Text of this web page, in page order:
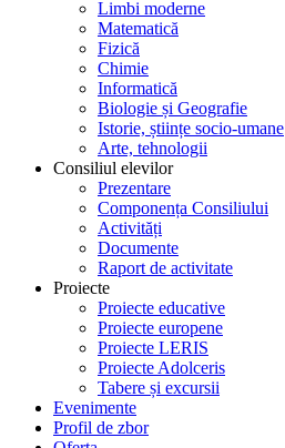
Limbi moderne
Matematică
Fizică
Chimie
Informatică
Biologie și Geografie
Istorie, științe socio-umane
Arte, tehnologii
Consiliul elevilor
Prezentare
Componența Consiliului
Activități
Documente
Raport de activitate
Proiecte
Proiecte educative
Proiecte europene
Proiecte LERIS
Proiecte Adolceris
Tabere și excursii
Evenimente
Profil de zbor